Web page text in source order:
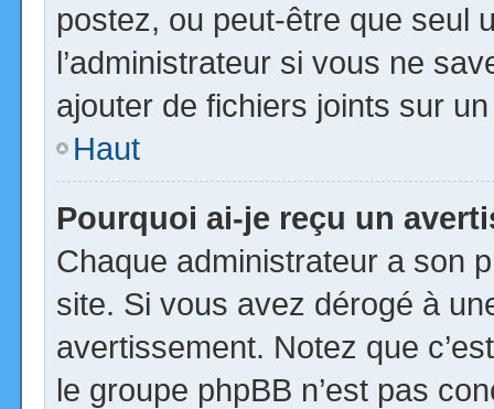
postez, ou peut-être que seul
l’administrateur si vous ne
ajouter de fichiers joints sur
Haut
Pourquoi ai-je reçu un
Chaque administrateur a son
site. Si vous avez dérogé à
avertissement. Notez que
le groupe phpBB n’est pas